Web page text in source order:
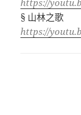
https://
§ 山林之歌
https://